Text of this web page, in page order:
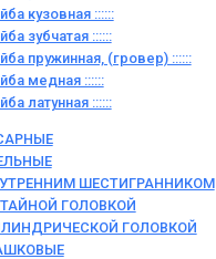
кузовная ::::::
зубчатая ::::::
пружинная, (гровер) ::::::
медная ::::::
латунная ::::::
ШЕСТИГРАННИКОМ
ГОЛОВКОЙ
ГОЛОВКОЙ